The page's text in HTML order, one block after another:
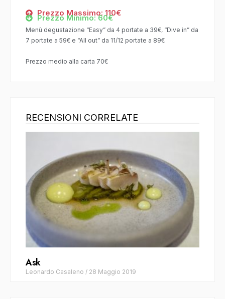
Prezzo Massimo: 110€
Prezzo Minimo: 60€
Menù degustazione “Easy” da 4 portate a 39€, “Dive in” da
7 portate a 59€ e “All out” da 11/12 portate a 89€
Prezzo medio alla carta 70€
RECENSIONI CORRELATE
Ask
Leonardo Casaleno / 28 Maggio 2019